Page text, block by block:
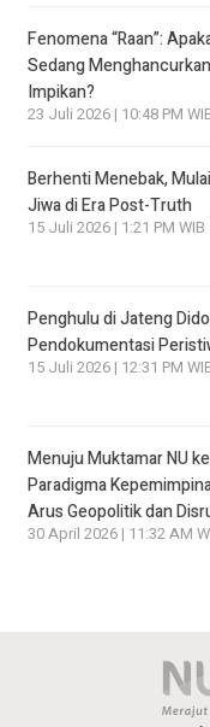
Fenomena “Raan”:
Sedang
Impikan?
23 Juli 2026 | 10:48 PM
Berhenti Menebak,
Jiwa di Era Post-Truth
15 Juli 2026 | 1:21 PM WIB
Penghulu di Jateng
Pendokumentasi
15 Juli 2026 | 12:31 PM
Menuju Muktamar NU
Paradigma
Arus Geopolitik dan
30 April 2026 | 11:32 AM